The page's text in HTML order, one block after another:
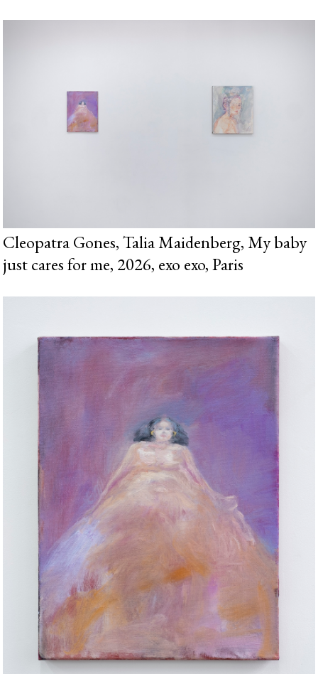
Cleopatra Gones, Talia Maidenberg, My baby
just cares for me, 2026, exo exo, Paris